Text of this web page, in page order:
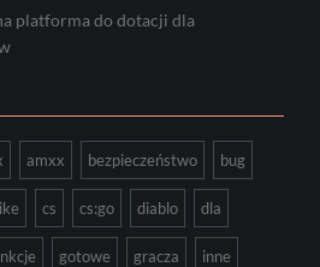
platforma do dotacji dla
amxx bezpieczeństwo bug
cs cs:go diablo dla
gotowe gracza inne